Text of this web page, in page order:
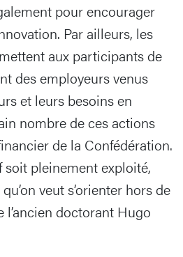
pour encourager
Par ailleurs, les
aux participants de
des employeurs venus
et leurs besoins en
nombre de ces actions
de la Confédération.
pleinement exploité,
veut s’orienter hors de
l’ancien doctorant Hugo